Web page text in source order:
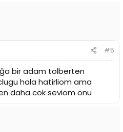
#5
bir adam tolberten
hala hatirliom ama
daha cok seviom onu